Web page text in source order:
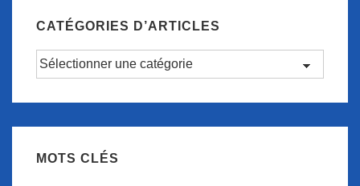
à
Paris.
CATÉGORIES D’ARTICLES
Catégories
MOTS CLÉS